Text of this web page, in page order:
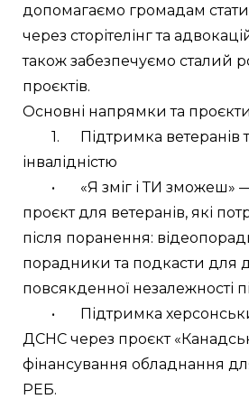
допомагаємо громадам
через сторітелінг та
також забезпечуємо сталий
проєктів.
Основні напрямки та
інвалідністю
проєкт для ветеранів, які
після поранення:
порадники та подкасти для
повсякденної незалежності
ДСНС через проєкт
фінансування обладнання
РЕБ.